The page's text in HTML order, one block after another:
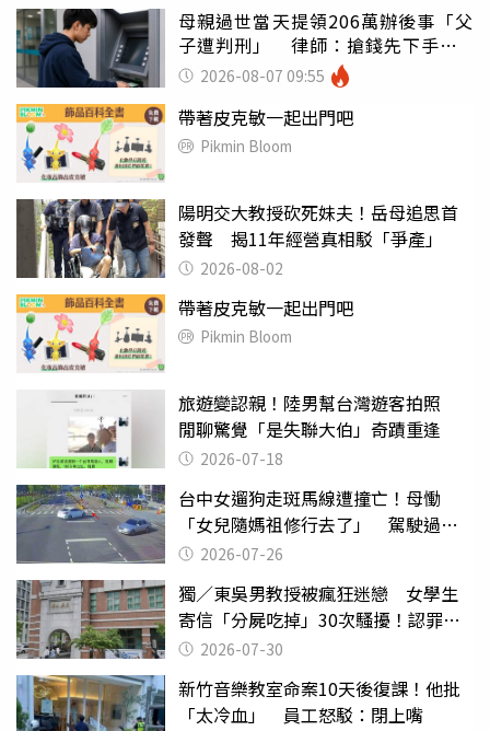
母親過世當天提領206萬辦後事「父
子遭判刑」 律師：搶錢先下手是
罪 2026-08-07 09:55
帶著皮克敏一起出門吧
Pikmin Bloom
陽明交大教授砍死妹夫！岳母追思首
發聲 揭11年經營真相駁「爭產」
2026-08-02
帶著皮克敏一起出門吧
Pikmin Bloom
旅遊變認親！陸男幫台灣遊客拍照
閒聊驚覺「是失聯大伯」奇蹟重逢
2026-07-18
台中女遛狗走斑馬線遭撞亡！母慟
「女兒隨媽祖修行去了」 駕駛過失
致死判9月
2026-07-26
獨／東吳男教授被瘋狂迷戀 女學生
寄信「分屍吃掉」30次騷擾！認罪免
關 2026-07-30
新竹音樂教室命案10天後復課！他批
「太冷血」 員工怒駁：閉上嘴